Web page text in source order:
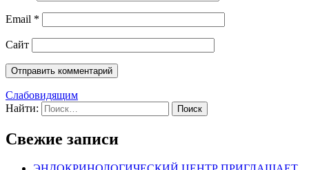
Email *
Сайт
Слабовидящим
Найти:
Свежие записи